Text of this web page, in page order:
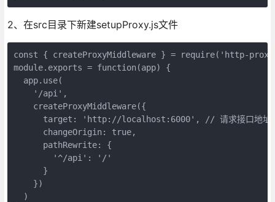
2、在src目录下新建setupProxy.js文件
const { createProxyMiddleware } = require('http-
module.exports = function(app) {
  app.use(
    '/api',
    createProxyMiddleware({
      target: 'http://localhost:6000', // 请求接口地址
      changeOrigin: true,
      pathRewrite: {
        '^/api': '/'
      }
    })
  )